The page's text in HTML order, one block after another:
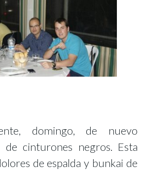
domingo, de nuevo
de cinturones negros. Esta
de espalda y bunkai de